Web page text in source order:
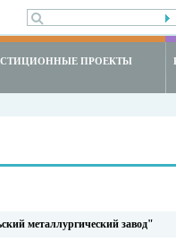
ПРОЕКТЫ
металлургический завод"